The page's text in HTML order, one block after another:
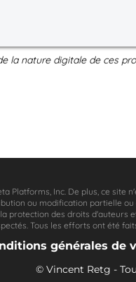
la nature digitale de ces
Platforms, Inc. De plus, ce
ou modification partielle
protection des droits
Tous les efforts ont été
générales de
© Vincent Retg -